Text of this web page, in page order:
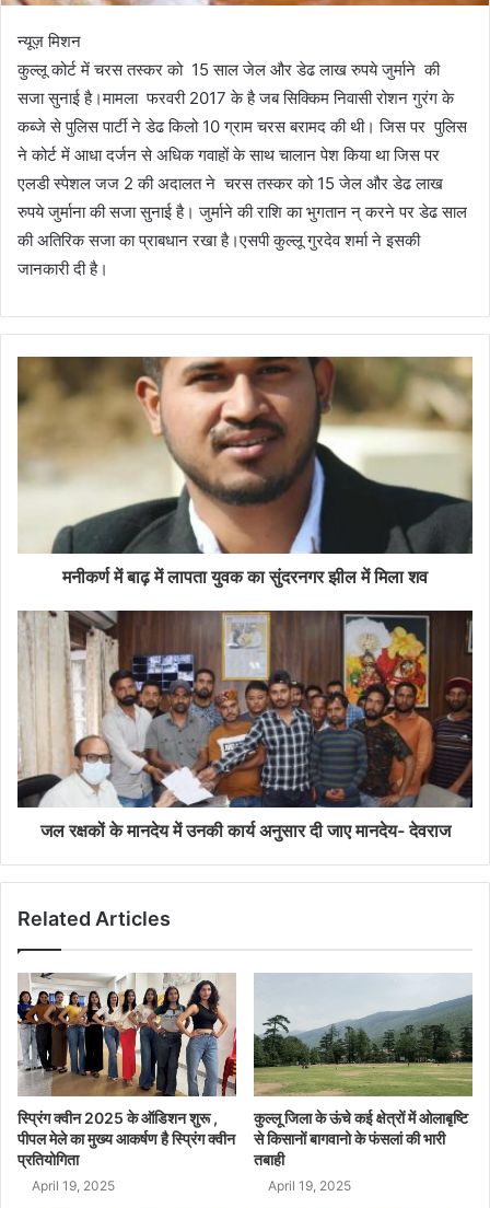
न्यूज़ मिशन
कुल्लू कोर्ट में चरस तस्कर को 15 साल जेल और डेढ लाख रुपये जुर्माने की
सजा सुनाई है।मामला फरवरी 2017 के है जब सिक्किम निवासी रोशन गुरंग के
कब्जे से पुलिस पार्टी ने डेढ किलो 10 ग्राम चरस बरामद की थी। जिस पर पुलिस
ने कोर्ट में आधा दर्जन से अधिक गवाहों के साथ चालान पेश किया था जिस पर
एलडी स्पेशल जज 2 की अदालत ने चरस तस्कर को 15 जेल और डेढ लाख
रुपये जुर्माना की सजा सुनाई है। जुर्माने की राशि का भुगतान न् करने पर डेढ साल
की अतिरिक सजा का प्राबधान रखा है।एसपी कुल्लू गुरदेव शर्मा ने इसकी
जानकारी दी है।
मनीकर्ण में बाढ़ में लापता युवक का सुंदरनगर झील में मिला शव
जल रक्षकों के मानदेय में उनकी कार्य अनुसार दी जाए मानदेय- देवराज
Related Articles
स्प्रिंग क्वीन 2025 के ऑडिशन शुरू ,
पीपल मेले का मुख्य आकर्षण है स्प्रिंग क्वीन
प्रतियोगिता
April 19, 2025
कुल्लू जिला के ऊंचे कई क्षेत्रों में ओलाबृष्टि
से किसानों बागवानो के फंसलां की भारी
तबाही
April 19, 2025